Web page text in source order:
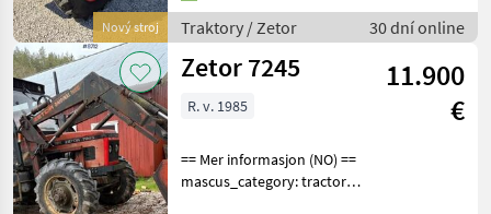
Nový stroj
piacon! Motor: 136 LE (100,
2 kW), Stage V Henger
Traktory / Zetor 30 dní online
Zetor 7245
11.900
€
R. v. 1985
== Mer informasjon (NO) ==
mascus_category: tractors